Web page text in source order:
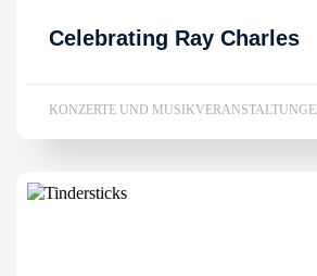
Celebrating Ray Charles
KONZERTE UND